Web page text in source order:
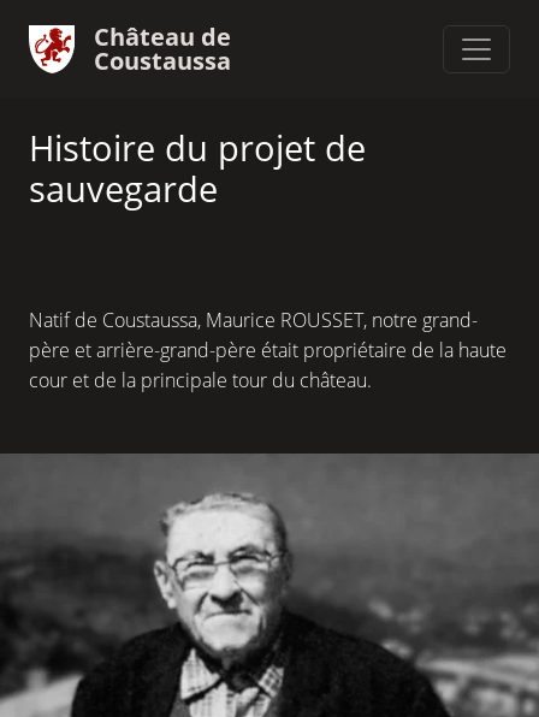
Château de
Coustaussa
Histoire du projet de
sauvegarde
Natif de Coustaussa, Maurice ROUSSET, notre grand-
père et arrière-grand-père était propriétaire de la haute
cour et de la principale tour du château.